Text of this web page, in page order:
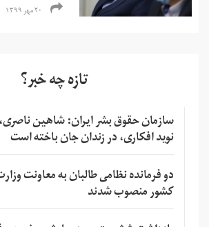
۲۰ مهر ۱۳۹۹
تازه چه خبر؟
سازمان حقوق بشر ایران: شاهین
نوید افکاری، در زندان جان باخته است
دو فرمانده نظامی طالبان به معاونت
کشور منصوب شدند